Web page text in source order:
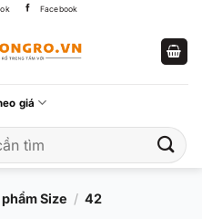
Facebook
giá
phẩm Size / 42